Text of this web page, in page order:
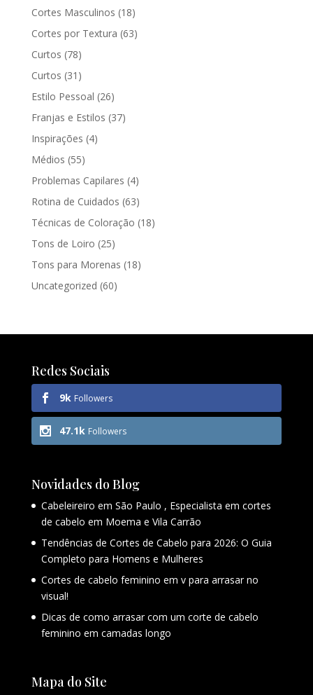
Cortes Masculinos (18)
Cortes por Textura (63)
Curtos (78)
Curtos (31)
Estilo Pessoal (26)
Franjas e Estilos (37)
Inspirações (4)
Médios (55)
Problemas Capilares (4)
Rotina de Cuidados (63)
Técnicas de Coloração (18)
Tons de Loiro (25)
Tons para Morenas (18)
Uncategorized (60)
Redes Sociais
9k Followers
47.1k Followers
Novidades do Blog
Cabeleireiro em São Paulo , Especialista em cortes
de cabelo em Moema e Vila Carrão
Tendências de Cortes de Cabelo para 2026: O Guia
Completo para Homens e Mulheres
Cortes de cabelo feminino em v para arrasar no
visual!
Dicas de como arrasar com um corte de cabelo
feminino em camadas longo
Mapa do Site